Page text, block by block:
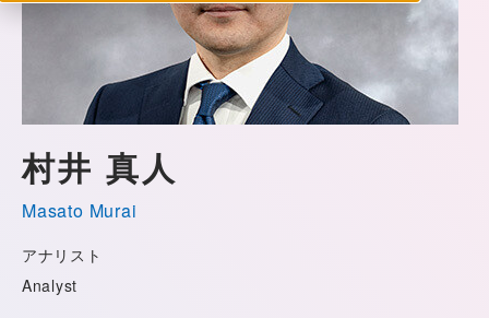
村井 真人
Masato Murai
アナリスト
Analyst